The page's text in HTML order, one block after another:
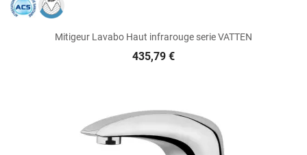
Mitigeur Lavabo Haut infrarouge serie VATTEN
435,79 €